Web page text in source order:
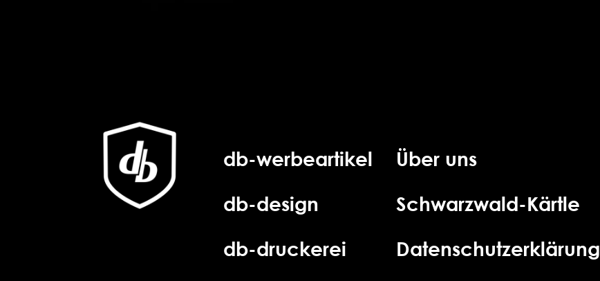
db-werbeartikel
db-design
db-druckerei
Über uns
Schwarzwald-Kärtle
Datenschutzerklärung